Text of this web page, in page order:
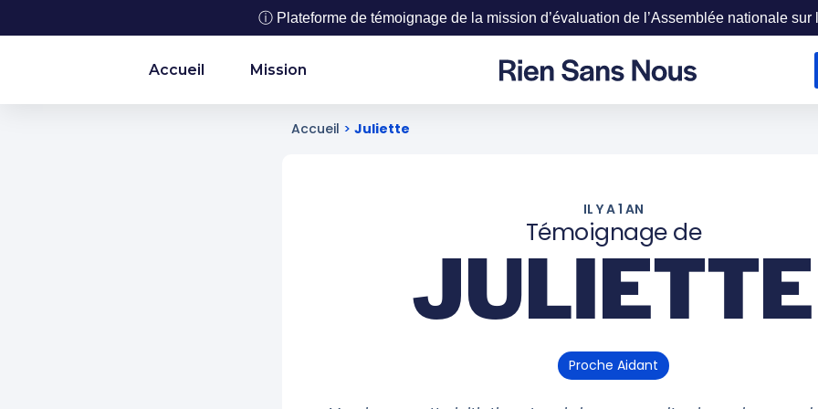
ⓘ Plateforme de témoignage de la mission d’évaluation de l’Assemblée nationale sur
Accueil Mission
Accueil > Juliette
IL Y A 1 AN
Témoignage de
JULIETTE
Proche Aidant